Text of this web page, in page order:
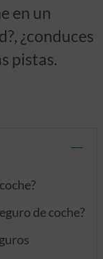
en un
¿conduces
pistas.
de coche?